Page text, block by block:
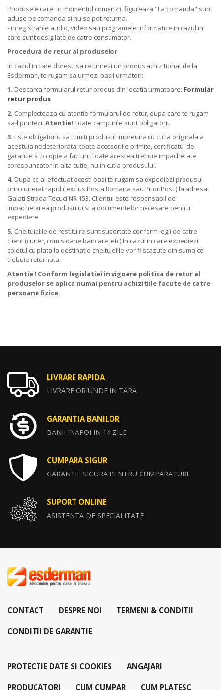
Produsele care, in momentul comenzii, figureaza "La comanda" sunt
aduse pe comanda si nu se pot returna.
- inregistrarile audio, video sau programele informatice in cazul in
care sunt desigilate de catre consumator.
Procedura de retur al produselor
In cazul in care doresti sa returnezi un produs achizitionat de la
Esderman, te rugam sa urmezi pasii urmatori:
1. Descarca formularul retur produs din locatia urmatoare: Formular
retur produs
2. Complecteaza cu atentie formularul de retur, dupa care te rugam
sa-l printezi. Atentie! Toate campurile sunt obligatorii.
3. Este obligatoriu sa trimiti produsul impreuna cu cutia originala a
acestuia nedeteriorata, toate accesoriile primite, certificatul de
garantie si o copie a facturii.Toate acestea trebuie impachetate
corespunzator in alta cutie, nu in cutia produsului.
4. Dupa ce ai efectuat acesti pasi te rugam sa expediezi produsul
prin curierat rapid ( exclus Posta Romana sau PrioriPost ) la adresa:
Galati Strada Tecuci NR 153. Clientul este responsabil de
impachetarea produsului si a documentelor necesare pentru
expediere.
5. Cheltuielile de restituire sunt suportate conform legii de catre
client (curier, comisioane bancare, etc).In cazul in care expediezi
coletul cu plata la destinatie cheltuielile vor fi scazute din suma ce
trebuie returnata.
Atentie ! Conform legislatiei in vigoare politica de retur al
produselor se aplica numai pentru achizitiile facute de catre
persoane fizice.
LIVRARE RAPIDA
LIVRARE ORIUNDE IN TARA
GARANTIA BANILOR
BANII INAPOI IN 14 ZILE
CUMPARA SIGUR
GARANTIE SIGURA PENTRU CUMPARATURI
SUPORT ONLINE
ASISTENTA DE SPECIALITATE
CONTACT DESPRE NOI TERMENI & CONDITII
CONDITII DE GARANTIE
PROTECTIE DATE SI COOKIES ANGAJARI
PRODUCATORI CUM CUMPAR CUM PLATESC